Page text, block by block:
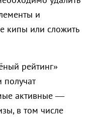
и
кипы или сложить
рейтинг»
получат
активные —
в том числе